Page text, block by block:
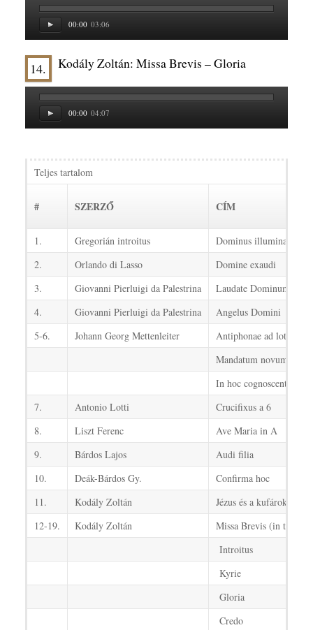
00:00 03:06
14. Kodály Zoltán: Missa Brevis – Gloria
00:00 04:07
Teljes tartalom
# SZERZŐ CÍM
1. Gregorián introitus
Dominus illuminatio
2.
Orlando di Lasso
Domine exaudi
3.
Giovanni Pierluigi da Palestrina
Laudate Dominum
4.
Giovanni Pierluigi da Palestrina
Angelus Domini
5-6.
Johann Georg Mettenleiter
Antiphonae ad lotionem
Mandatum novum da
In hoc cognoscent
7.
Antonio Lotti
Crucifixus a 6
8.
Liszt Ferenc
Ave Maria in A
9.
Bárdos Lajos
Audi filia
10.
Deák-Bárdos Gy.
Confirma hoc
11.
Kodály Zoltán
Jézus és a kufárok
12-19.
Kodály Zoltán
Missa Brevis (in
Introitus
Kyrie
Gloria
Credo